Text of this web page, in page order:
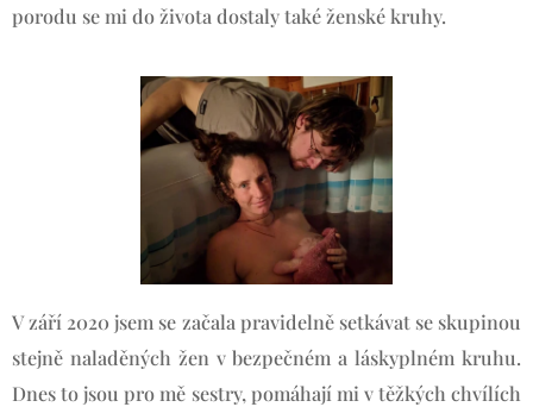
porodu se mi do života dostaly také ženské kruhy.
V září 2020 jsem se začala pravidelně setkávat se skupinou
stejně naladěných žen v bezpečném a láskyplném kruhu.
Dnes to jsou pro mě sestry, pomáhají mi v těžkých chvílích